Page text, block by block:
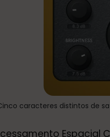
caracteres distintos de
Espacial